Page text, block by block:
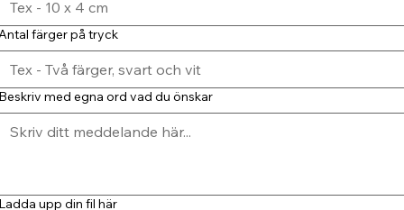
färger på tryck
med egna ord vad du önskar
upp din fil här